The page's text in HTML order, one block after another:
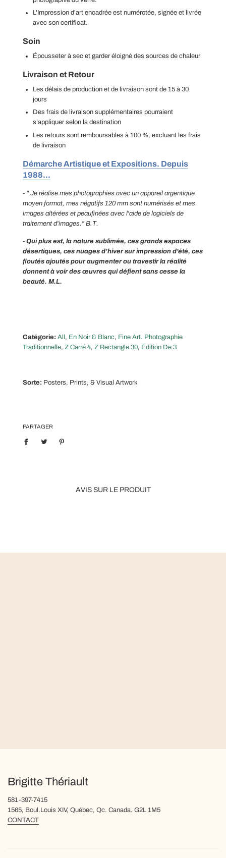
L'Impression d'art encadrée est numérotée, signée et livrée
avec son certificat.
Soin
Épousseter à sec et garder éloigné des sources de chaleur
Livraison et Retour
Les délais de production et de livraison sont de 15 à 30
jours
Des frais de livraison supplémentaires pourraient
s’appliquer selon la destination
Les retours sont remboursables à 100 %, excluant les frais
de livraison
Démarche Artistique et Expositions. Depuis
1988...
- " Je réalise mes photographies avec un appareil argentique
moyen format, mes négatifs 120 mm sont numérisés et mes
images altérées et peaufinées avec l'aide de logiciels de
traitement d'images." B.T.
- Qui plus est, la nature sublimée, ces grands espaces
désertiques, ces nuages d’hiver sur impression d’été, ces
floutés ajoutés pour augmenter ou travestir la réalité
donnent à voir des œuvres qui défient sans cesse la
beauté. M.L.
Catégorie: All, En Noir & Blanc, Fine Art. Photographie
Traditionnelle, Z Carré 4, Z Rectangle 30, Édition De 3
Sorte: Posters, Prints, & Visual Artwork
PARTAGER
AVIS SUR LE PRODUIT
Brigitte Thériault
581-397-7415
1565, Boul.Louis XIV, Québec, Qc. Canada. G2L 1M5
CONTACT